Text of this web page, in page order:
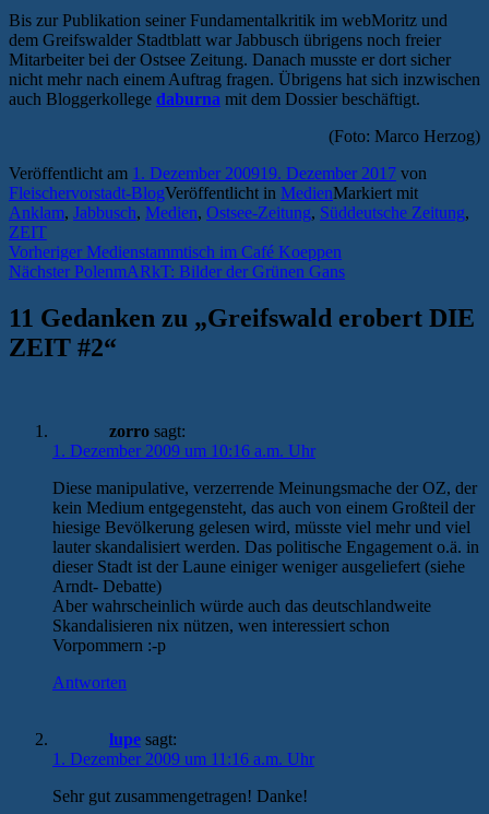
Bis zur Publikation seiner Fundamentalkritik im webMoritz und
dem Greifswalder Stadtblatt war Jabbusch übrigens noch freier
Mitarbeiter bei der Ostsee Zeitung. Danach musste er dort sicher
nicht mehr nach einem Auftrag fragen. Übrigens hat sich inzwischen
auch Bloggerkollege daburna mit dem Dossier beschäftigt.
(Foto: Marco Herzog)
Veröffentlicht am 1. Dezember 200919. Dezember 2017 von
Fleischervorstadt-BlogVeröffentlicht in MedienMarkiert mit
Anklam, Jabbusch, Medien, Ostsee-Zeitung, Süddeutsche Zeitung,
ZEIT
Beitragsnavigation
Vorheriger Vorheriger
Beitrag:
Medienstammtisch im Café Koeppen
Nächster Nächster
PolenmARkT: Bilder der Grünen Gans
11 Gedanken zu „Greifswald erobert DIE
ZEIT #2“
zorro sagt:
1. Dezember 2009 um 10:16 a.m. Uhr
Diese manipulative, verzerrende Meinungsmache der OZ, der
kein Medium entgegensteht, das auch von einem Großteil der
hiesige Bevölkerung gelesen wird, müsste viel mehr und viel
lauter skandalisiert werden. Das politische Engagement o.ä. in
dieser Stadt ist der Laune einiger weniger ausgeliefert (siehe
Arndt- Debatte)
Aber wahrscheinlich würde auch das deutschlandweite
Skandalisieren nix nützen, wen interessiert schon
Vorpommern :-p
Antworten
lupe sagt:
1. Dezember 2009 um 11:16 a.m. Uhr
Sehr gut zusammengetragen! Danke!